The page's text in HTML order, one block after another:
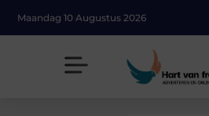
Maandag 10 Augustus 2026